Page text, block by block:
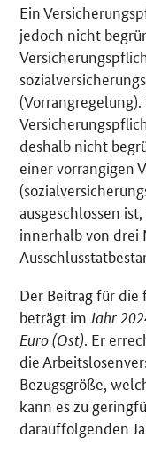
Ein
jedoch nicht
deshalb nicht
einer vorrangigen
ausgeschlossen
innerhalb von drei
Der Beitrag für
beträgt im Jahr
Euro (Ost). Er
die
Bezugsgröße,
kann es zu
darauffolgenden